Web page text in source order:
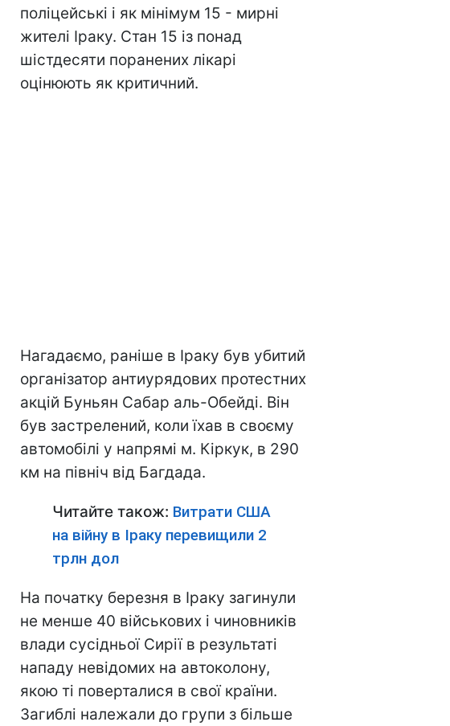
поліцейські і як мінімум 15 - мирні
жителі Іраку. Стан 15 із понад
шістдесяти поранених лікарі
оцінюють як критичний.
Нагадаємо, раніше в Іраку був убитий
організатор антиурядових протестних
акцій Буньян Сабар аль-Обейді. Він
був застрелений, коли їхав в своєму
автомобілі у напрямі м. Кіркук, в 290
км на північ від Багдада.
Читайте також: Витрати США
на війну в Іраку перевищили 2
трлн дол
На початку березня в Іраку загинули
не менше 40 військових і чиновників
влади сусідньої Сирії в результаті
нападу невідомих на автоколону,
якою ті поверталися в свої країни.
Загиблі належали до групи з більше